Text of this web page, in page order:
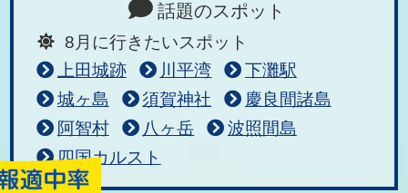
話題のスポット
8月に行きたいスポット
上田城跡
川平湾
下灘駅
城ヶ島
須賀神社
慶良間諸島
阿智村
八ヶ岳
波照間島
四国カルスト